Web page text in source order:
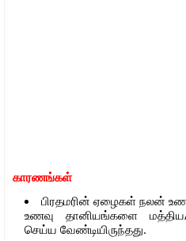
காரணங்கள்
பிரதமரின் ஏழைகள் நலன்
உணவு தானியங்களை
செய்ய வேண்டியிருந்தது.